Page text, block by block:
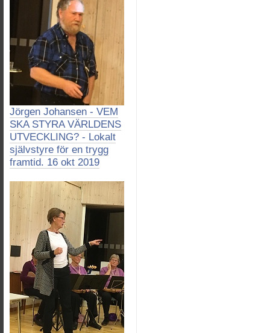
Jörgen Johansen - VEM
SKA STYRA VÄRLDENS
UTVECKLING? - Lokalt
självstyre för en trygg
framtid. 16 okt 2019